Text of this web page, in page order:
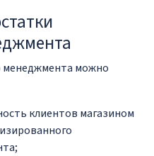
менеджмента можно
клиентов магазином